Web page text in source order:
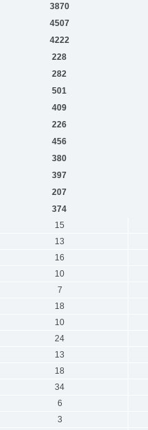
3870
4507
4222
228
282
501
409
226
456
380
397
207
374
15
13
16
10
7
18
10
24
13
18
34
6
3